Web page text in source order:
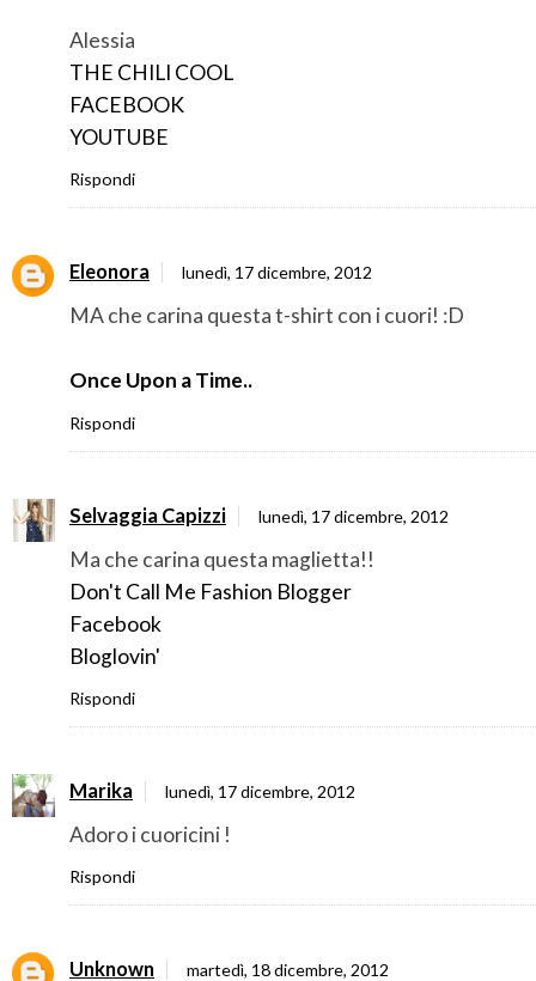
Alessia
THE CHILI COOL
FACEBOOK
YOUTUBE
Rispondi
Eleonora lunedì, 17 dicembre, 2012
MA che carina questa t-shirt con i cuori! :D
Once Upon a Time..
Rispondi
Selvaggia Capizzi lunedì, 17 dicembre, 2012
Ma che carina questa maglietta!!
Don't Call Me Fashion Blogger
Facebook
Bloglovin'
Rispondi
Marika lunedì, 17 dicembre, 2012
Adoro i cuoricini !
Rispondi
Unknown martedì, 18 dicembre, 2012